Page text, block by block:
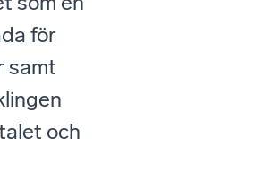
för
samt
och